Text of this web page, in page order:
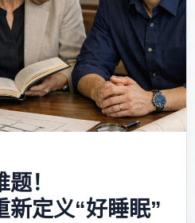
装修设计
家居文化
创意家居
！
新定义“好睡眠”